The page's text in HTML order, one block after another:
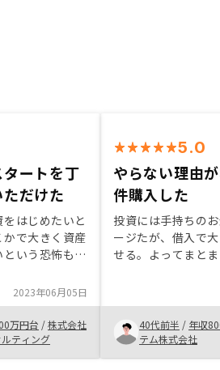
ートを丁
だけた
はじめたいと
で大きく資産
いう恐怖も感
業の方から説明
ドルを超える
った次第です。
2023年06月05日
万円台 /株式会社
ティング
5.0
やらない理由
件購入した
投資には手持ちの
ージたが、借入で
せる。よってまと
と考えれば、やら
まだガン団信もあ
プラスアルファー
いので。将来の家賃
れば、ノーリスク
40代前半 / 年収
テム株式会社